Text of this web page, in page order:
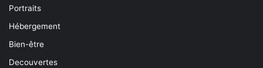
Portraits
Hébergement
Bien-être
Decouvertes